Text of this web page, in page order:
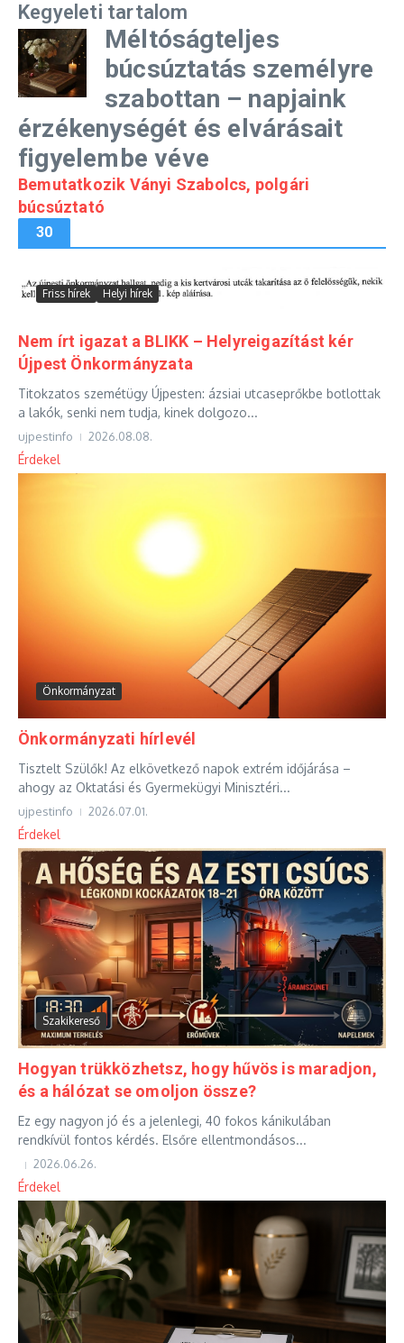
Kegyeleti tartalom
Méltóságteljes
búcsúztatás személyre
szabottan – napjaink
érzékenységét és elvárásait
figyelembe véve
Bemutatkozik Ványi Szabolcs, polgári
búcsúztató
30
Friss hírek Helyi hírek
Nem írt igazat a BLIKK – Helyreigazítást kér
Újpest Önkormányzata
Titokzatos szemétügy Újpesten: ázsiai utcaseprőkbe botlottak
a lakók, senki nem tudja, kinek dolgozo...
ujpestinfo 2026.08.08.
Érdekel
Önkormányzat
Önkormányzati hírlevél
Tisztelt Szülők! Az elkövetkező napok extrém időjárása –
ahogy az Oktatási és Gyermekügyi Minisztéri...
ujpestinfo 2026.07.01.
Érdekel
Szakikereső
Hogyan trükközhetsz, hogy hűvös is maradjon,
és a hálózat se omoljon össze?
Ez egy nagyon jó és a jelenlegi, 40 fokos kánikulában
rendkívül fontos kérdés. Elsőre ellentmondásos...
2026.06.26.
Érdekel